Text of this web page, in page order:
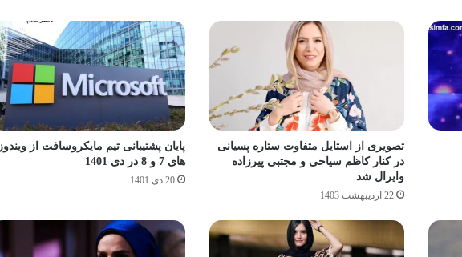
تصویری از استایل متفاوت ستاره پسیانی
در کنار کاظم سیاحی و مجتبی پیرزاده
وایرال شد
22 اردیبهشت 1403
پایان پشتیبانی تیم مایکروسافت از ویندوز
های 7 و 8 در دی 1401
20 دی 1401